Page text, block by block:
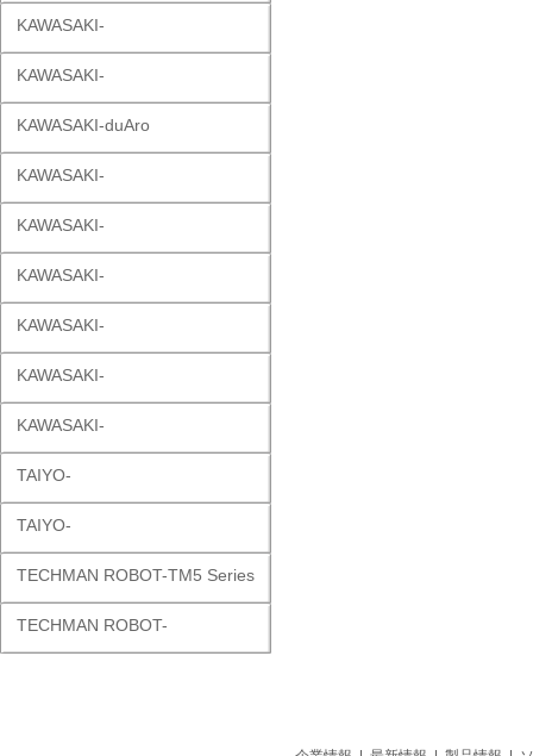
KAWASAKI-
KAWASAKI-
KAWASAKI-duAro
KAWASAKI-
KAWASAKI-
KAWASAKI-
KAWASAKI-
KAWASAKI-
KAWASAKI-
TAIYO-
TAIYO-
TECHMAN ROBOT-TM5 Series
TECHMAN ROBOT-